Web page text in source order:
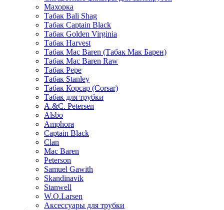
Махорка
Табак Bali Shag
Табак Captain Black
Табак Golden Virginia
Табак Harvest
Табак Mac Baren (Табак Мак Барен)
Табак Mac Baren Raw
Табак Pepe
Табак Stanley
Табак Корсар (Corsar)
Табак для трубки
A.&C. Petersen
Alsbo
Amphora
Captain Black
Clan
Mac Baren
Peterson
Samuel Gawith
Skandinavik
Stanwell
W.O.Larsen
Аксессуары для трубки